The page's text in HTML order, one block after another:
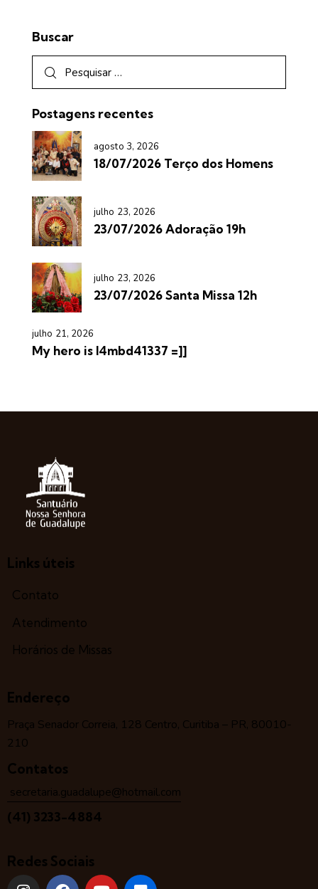
Buscar
Postagens recentes
agosto 3, 2026
18/07/2026 Terço dos Homens
julho 23, 2026
23/07/2026 Adoração 19h
julho 23, 2026
23/07/2026 Santa Missa 12h
julho 21, 2026
My hero is l4mbd41337 =]]
Links úteis
Contato
Atendimento
Horários de Missas
Endereço
Praça Senador Correia, 128 Centro, Curitiba – PR, 80010-
210
Contatos
secretaria.guadalupe@hotmail.com
(41) 3233-4884
Redes Sociais